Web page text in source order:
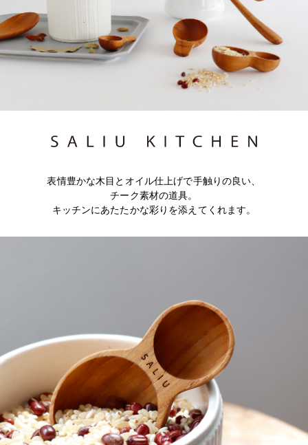
表情豊かな木目とオイル仕上げで手触りの良い、
チーク素材の道具。
キッチンにあたたかな彩りを添えてくれます。